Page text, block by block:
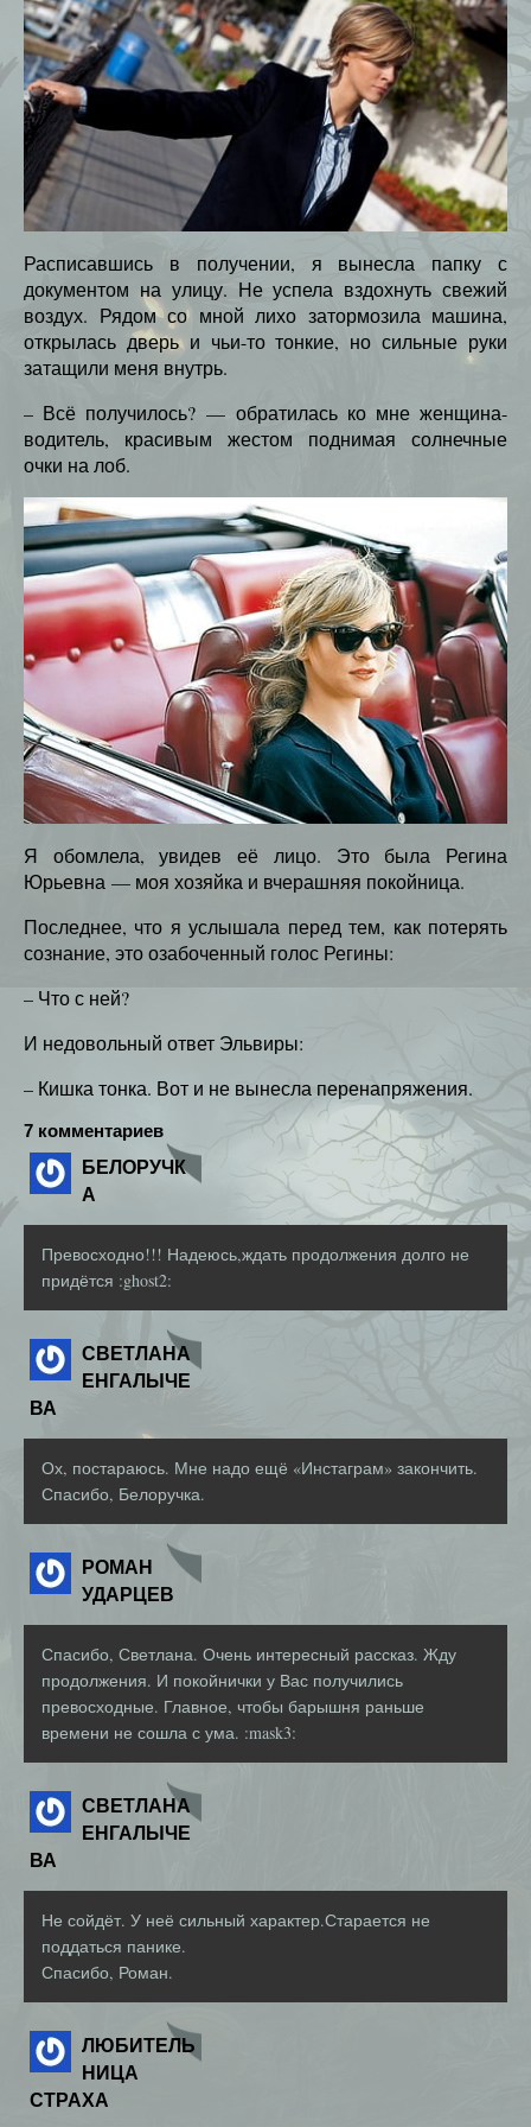
Расписавшись в получении, я вынесла папку с
документом на улицу. Не успела вздохнуть свежий
воздух. Рядом со мной лихо затормозила машина,
открылась дверь и чьи-то тонкие, но сильные руки
затащили меня внутрь.
– Всё получилось? — обратилась ко мне женщина-
водитель, красивым жестом поднимая солнечные
очки на лоб.
Я обомлела, увидев её лицо. Это была Регина
Юрьевна — моя хозяйка и вчерашняя покойница.
Последнее, что я услышала перед тем, как потерять
сознание, это озабоченный голос Регины:
– Что с ней?
И недовольный ответ Эльвиры:
– Кишка тонка. Вот и не вынесла перенапряжения.
7 комментариев
БЕЛОРУЧК
А
Превосходно!!! Надеюсь,ждать продолжения долго не
придётся :ghost2:
СВЕТЛАНА
ЕНГАЛЫЧЕ
ВА
Ох, постараюсь. Мне надо ещё «Инстаграм» закончить.
Спасибо, Белоручка.
РОМАН
УДАРЦЕВ
Спасибо, Светлана. Очень интересный рассказ. Жду
продолжения. И покойнички у Вас получились
превосходные. Главное, чтобы барышня раньше
времени не сошла с ума. :mask3:
СВЕТЛАНА
ЕНГАЛЫЧЕ
ВА
Не сойдёт. У неё сильный характер.Старается не
поддаться панике.
Спасибо, Роман.
ЛЮБИТЕЛЬ
НИЦА
СТРАХА